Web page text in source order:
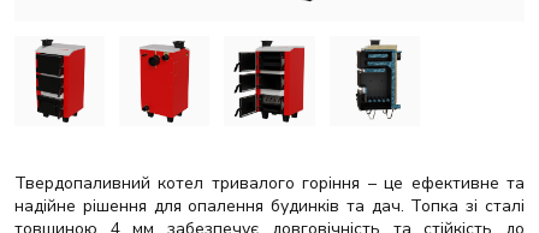
Твердопаливний котел тривалого горіння – це ефективне та
надійне рішення для опалення будинків та дач. Топка зі сталі